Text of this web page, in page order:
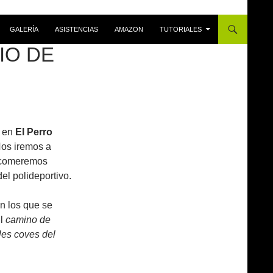
GALERÍA ASISTENCIAS AMAZON TUTORIALES
DE
El Perro
iremos a
polideportivo.
los que se
camino de
coves del